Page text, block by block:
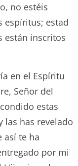
no estéis
espíritus; estad
están inscritos
en el Espíritu
Señor del
estas
las has revelado
así te ha
por mi